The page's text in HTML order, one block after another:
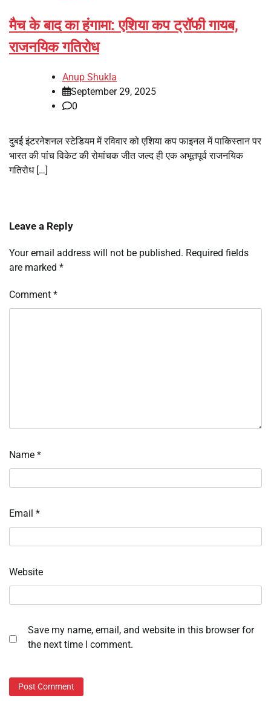
मैच के बाद का हंगामा: एशिया कप ट्रॉफी गायब,
राजनयिक गतिरोध
Anup Shukla
September 29, 2025
0
दुबई इंटरनेशनल स्टेडियम में रविवार को एशिया कप फाइनल में पाकिस्तान पर
भारत की पांच विकेट की रोमांचक जीत जल्द ही एक अभूतपूर्व राजनयिक
गतिरोध […]
Leave a Reply
Your email address will not be published. Required fields
are marked *
Comment *
Name *
Email *
Website
Save my name, email, and website in this browser for
the next time I comment.